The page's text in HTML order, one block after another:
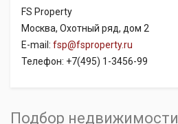
FS Property
Москва, Охотный ряд, дом 2
E-mail: fsp@fsproperty.ru
Телефон: +7(495) 1-3456-99
Подбор недвижимости